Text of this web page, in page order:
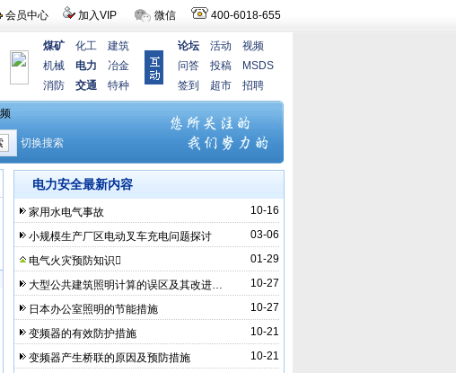
会员中心 加入VIP 微信 400-6018-655
煤矿 化工
建筑
机械
电力
冶金
消防
交通 特种
论坛 活动
视频
问答
投稿
MSDS
签到
超市 招聘
电力安全最新内容
10-16
家用水电气事故
03-06
小规模生产厂区电动叉车充电问题探讨
01-29
电气火灾预防知识
10-27
大型公共建筑照明计算的误区及其改进…
10-27
日本办公室照明的节能措施
10-21
变频器的有效防护措施
10-21
变频器产生桥联的原因及预防措施